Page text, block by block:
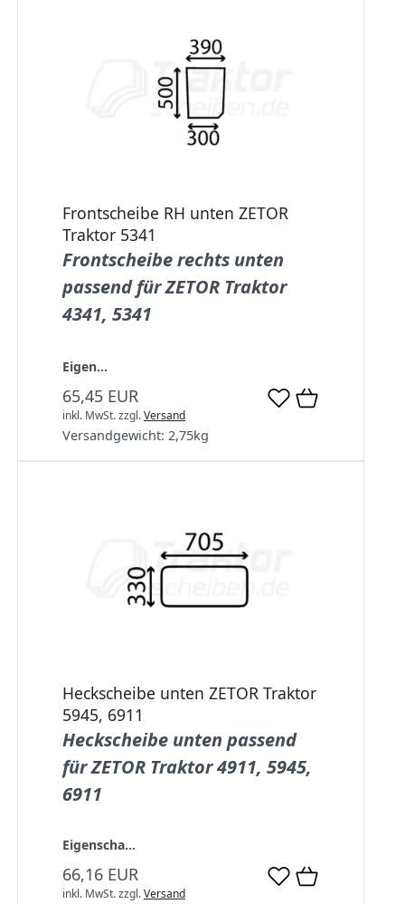
Frontscheibe RH unten ZETOR
Traktor 5341
Frontscheibe rechts unten
passend für ZETOR Traktor
4341, 5341
Eigen...
65,45 EUR
inkl. MwSt.zzgl.Versand
Versandgewicht: 2,75kg
Heckscheibe unten ZETOR Traktor
5945, 6911
Heckscheibe unten passend
für ZETOR Traktor 4911, 5945,
6911
Eigenscha...
66,16 EUR
inkl. MwSt.zzgl.Versand